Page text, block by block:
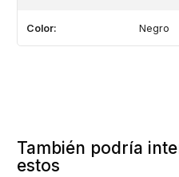
Color: Negro
También podría
estos